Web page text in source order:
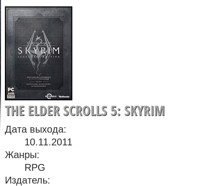
THE ELDER SCROLLS 5: SKYRIM
Дата выхода:
10.11.2011
Жанры:
RPG
Издатель: